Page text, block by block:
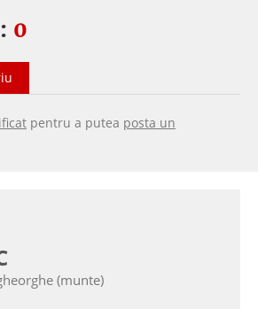
0
pentru a putea posta un
(munte)